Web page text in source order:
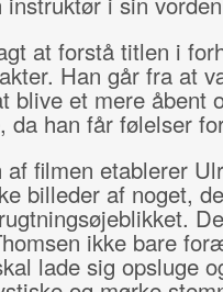
at forstå titlen i
Han går fra at
blive et mere åbent
da han får følelser
filmen etablerer
billeder af noget,
ikke bare
lade sig opsluge